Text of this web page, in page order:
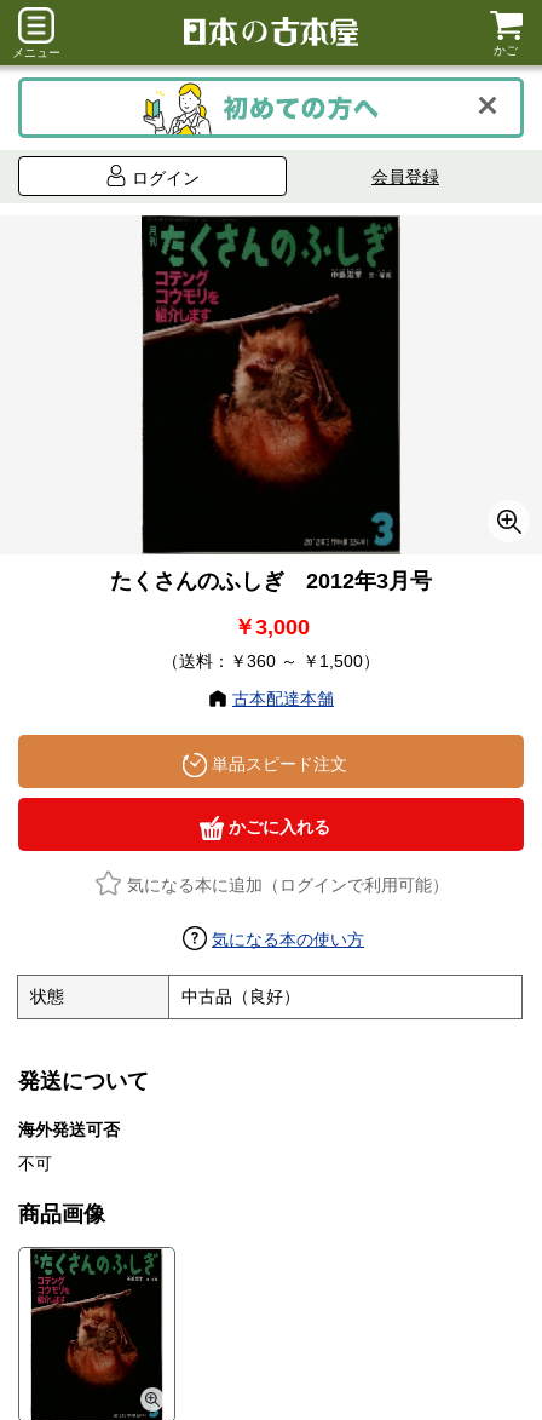
メニュー かご
ログイン 会員登録
たくさんのふしぎ 2012年3月号
￥3,000
（送料：￥360 ～ ￥1,500）
古本配達本舗
単品スピード注文
かごに入れる
気になる本に追加（ログインで利用可能）
気になる本の使い方
状態 中古品（良好）
発送について
海外発送可否
不可
商品画像